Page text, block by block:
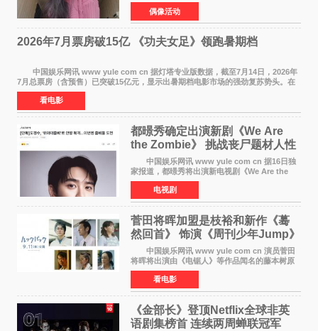
此，欢娱影视创始人于正在社交平台发文回应，
字里行间流露不舍与祝福。 于正透露，以前
每次有演员到期不
偶像活动
2026年7月票房破15亿 《功夫女足》领跑暑期档
中国娱乐网讯 www yule com cn 据灯塔专业版数据，截至7月14日，2026年
7月总票房（含预售）已突破15亿元，显示出暑期档电影市场的强劲复苏势头。在
众多上映影片中，《功夫女足》《小黄人与大
看电影
都暻秀确定出演新剧《We Are
the Zombie》 挑战丧尸题材人性
喜剧
中国娱乐网讯 www yule com cn 据16日独
家报道，都暻秀将出演新电视剧《We Are the
Zombie》，在剧中饰演主演金仁钟一角，挑战与
以往丧尸题材截然不同的人性喜剧。 新剧
《We Are t
电视剧
菅田将晖加盟是枝裕和新作《蓦
然回首》 饰演《周刊少年Jump》
编辑
中国娱乐网讯 www yule com cn 演员菅田
将晖将出演由《电锯人》等作品闻名的藤本树原
作漫画改编的电影《蓦然回首》（是枝裕和导
演）。菅田饰演的角色是初中时代两位主人公带
着完成的作品前去
看电影
《金部长》登顶Netflix全球非英
语剧集榜首 连续两周蝉联冠军